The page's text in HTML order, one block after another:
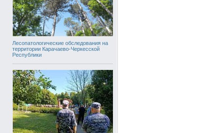
Лесопатологические обследования на
территории Карачаево-Черкесской
Республики